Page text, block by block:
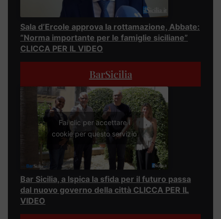
Sala d’Ercole approva la rottamazione, Abbate:
“Norma importante per le famiglie siciliane”
CLICCA PER IL VIDEO
BarSicilia
Fai clic per accettare i
cookie per questo servizio
Bar Sicilia, a Ispica la sfida per il futuro passa
dal nuovo governo della città CLICCA PER IL
VIDEO